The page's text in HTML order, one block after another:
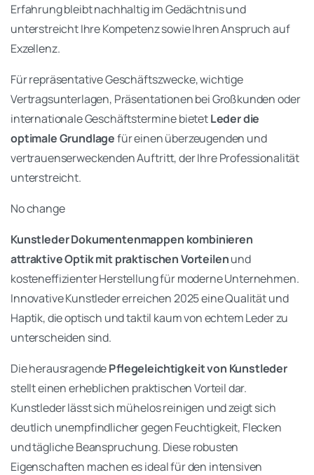
Erfahrung bleibt nachhaltig im Gedächtnis und
unterstreicht Ihre Kompetenz sowie Ihren Anspruch auf
Exzellenz.
Für repräsentative Geschäftszwecke, wichtige
Vertragsunterlagen, Präsentationen bei Großkunden oder
internationale Geschäftstermine bietetLeder die
optimale Grundlagefür einen überzeugenden und
vertrauenserweckenden Auftritt, der Ihre Professionalität
unterstreicht.
No change
Kunstleder Dokumentenmappen kombinieren
attraktive Optik mit praktischen Vorteilenund
kosteneffizienter Herstellung für moderne Unternehmen.
Innovative Kunstleder erreichen 2025 eine Qualität und
Haptik, die optisch und taktil kaum von echtem Leder zu
unterscheiden sind.
Die herausragendePflegeleichtigkeit von Kunstleder
stellt einen erheblichen praktischen Vorteil dar.
Kunstleder lässt sich mühelos reinigen und zeigt sich
deutlich unempfindlicher gegen Feuchtigkeit, Flecken
und tägliche Beanspruchung. Diese robusten
Eigenschaften machen es ideal für den intensiven